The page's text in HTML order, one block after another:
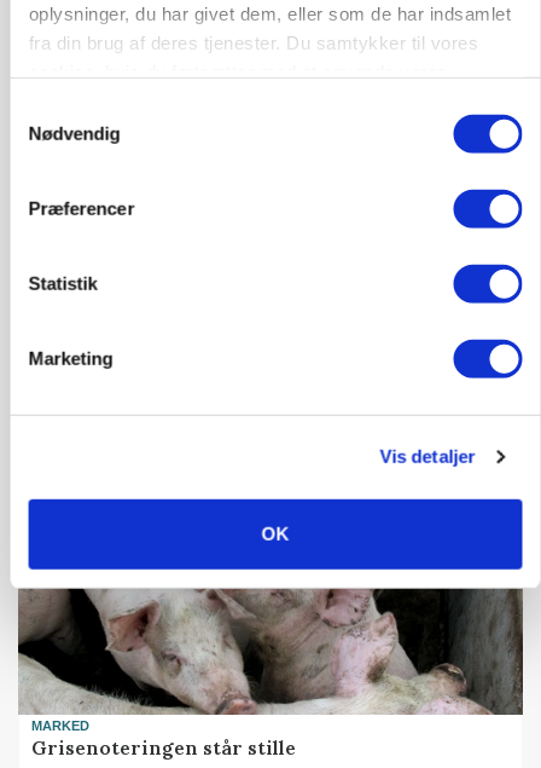
oplysninger, du har givet dem, eller som de har indsamlet
fra din brug af deres tjenester. Du samtykker til vores
Nødvendig
Præferencer
Statistik
Marketing
Vis detaljer
OK
Loading...
Danish Crown slår igen i noteringsstrid: Tysk
MARKED
Grisenoteringen står stille